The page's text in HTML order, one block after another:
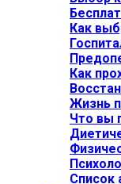
Как
Как
Жизнь
Что вы
Список